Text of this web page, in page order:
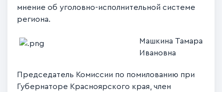
мнение об уголовно-исполнительной системе
региона.
Машкина Тамара
Ивановна
Председатель Комиссии по помилованию при
Губернаторе Красноярского края, член